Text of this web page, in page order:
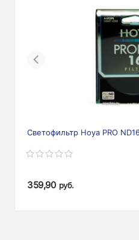
Previous
Светофильтр Hoya PRO
359,90 руб.